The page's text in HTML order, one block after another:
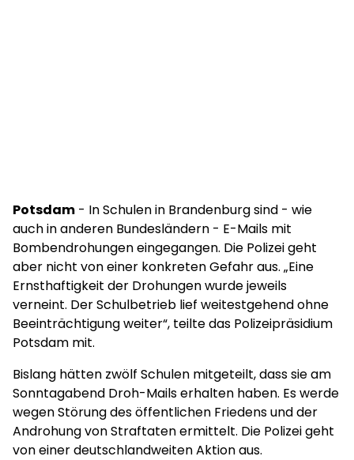
Potsdam - In Schulen in Brandenburg sind - wie
auch in anderen Bundesländern - E-Mails mit
Bombendrohungen eingegangen. Die Polizei geht
aber nicht von einer konkreten Gefahr aus. „Eine
Ernsthaftigkeit der Drohungen wurde jeweils
verneint. Der Schulbetrieb lief weitestgehend ohne
Beeinträchtigung weiter“, teilte das Polizeipräsidium
Potsdam mit.
Bislang hätten zwölf Schulen mitgeteilt, dass sie am
Sonntagabend Droh-Mails erhalten haben. Es werde
wegen Störung des öffentlichen Friedens und der
Androhung von Straftaten ermittelt. Die Polizei geht
von einer deutschlandweiten Aktion aus.